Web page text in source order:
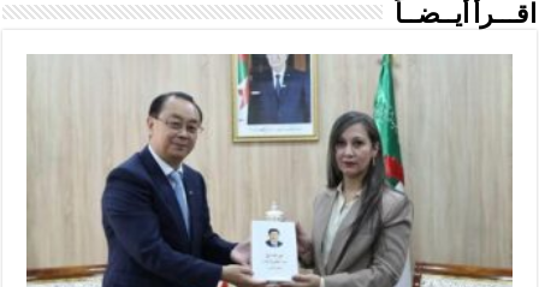
اقـــرأ أيــضــاً